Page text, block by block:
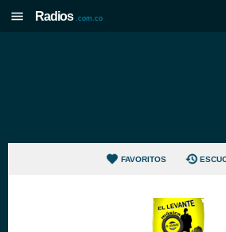
Radios .com.co
FAVORITOS